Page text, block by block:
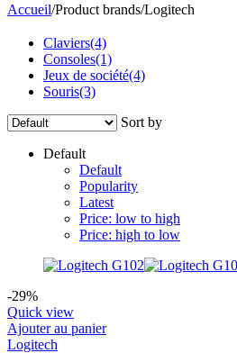
Accueil/Product brands/Logitech
Claviers(4)
Consoles(1)
Jeux de société(4)
Souris(3)
Sort by
Default
Default
Popularity
Latest
Price: low to high
Price: high to low
-29%
Quick view
Ajouter au panier
Logitech